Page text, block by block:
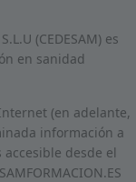
(CEDESAM) es
en sanidad
(en adelante,
información a
accesible desde el